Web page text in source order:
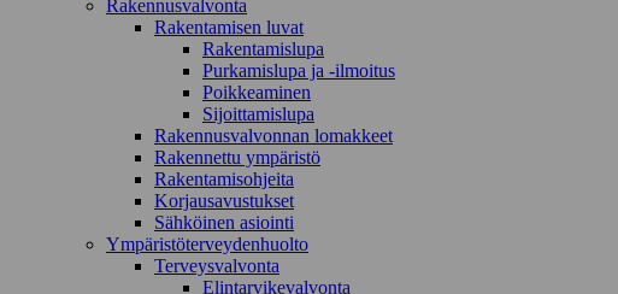
Rakennusvalvonta
Rakentamisen luvat
Rakentamislupa
Purkamislupa ja -ilmoitus
Poikkeaminen
Sijoittamislupa
Rakennusvalvonnan lomakkeet
Rakennettu ympäristö
Rakentamisohjeita
Korjausavustukset
Sähköinen asiointi
Ympäristöterveydenhuolto
Terveysvalvonta
Elintarvikevalvonta